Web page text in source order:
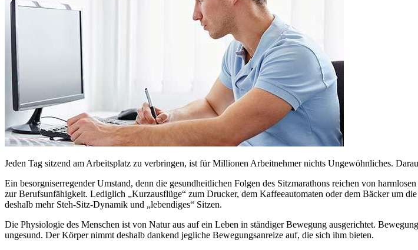
Jeden Tag sitzend am Arbeitsplatz zu verbringen, ist für Millionen Arbeitnehmer nichts Ungewöhnliches.
Ein besorgniserregender Umstand, denn die gesundheitlichen Folgen des Sitzmarathons reichen von
zur Berufsunfähigkeit. Lediglich „Kurzausflüge“ zum Drucker, dem Kaffeeautomaten oder dem Bäcker um
deshalb mehr Steh-Sitz-Dynamik und „lebendiges“ Sitzen.
Die Physiologie des Menschen ist von Natur aus auf ein Leben in ständiger Bewegung ausgerichtet.
ungesund. Der Körper nimmt deshalb dankend jegliche Bewegungsanreize auf, die sich ihm bieten.